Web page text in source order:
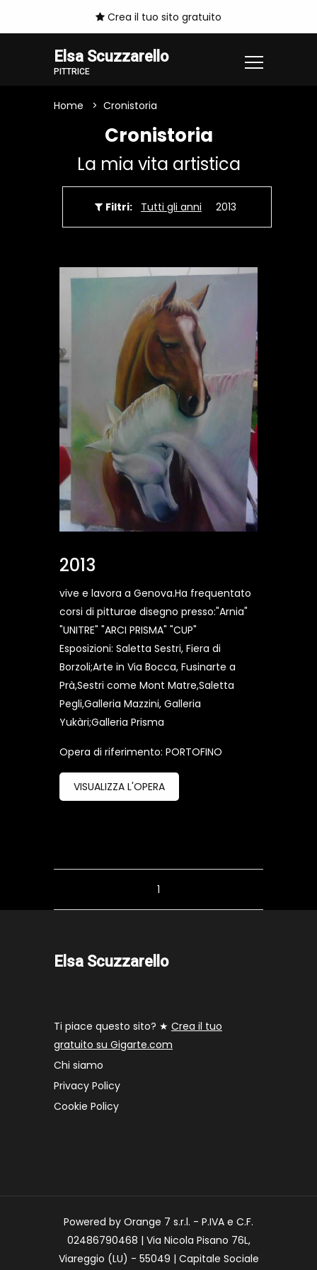
Crea il tuo sito gratuito
Elsa Scuzzarello
PITTRICE
Home Cronistoria
Cronistoria
La mia vita artistica
Filtri: Tutti gli anni 2013
2013
vive e lavora a Genova.Ha frequentato
corsi di pitturae disegno presso:"Arnia"
"UNITRE" "ARCI PRISMA" "CUP"
Esposizioni: Saletta Sestri, Fiera di
Borzoli;Arte in Via Bocca, Fusinarte a
Prà,Sestri come Mont Matre,Saletta
Pegli,Galleria Mazzini, Galleria
Yukàri;Galleria Prisma
Opera di riferimento: PORTOFINO
VISUALIZZA L'OPERA
1
Elsa Scuzzarello
Ti piace questo sito? ★ Crea il tuo
gratuito su Gigarte.com
Chi siamo
Privacy Policy
Cookie Policy
Powered by Orange 7 s.r.l. - P.IVA e C.F.
02486790468 | Via Nicola Pisano 76L,
Viareggio (LU) - 55049 | Capitale Sociale